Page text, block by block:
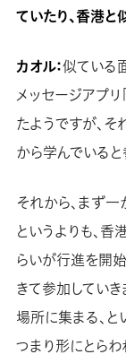
ていたり、香港と
カオル：似ている
メッセージアプリ
たようですが、
から学んでいる
それから、まず
というよりも、香
らいが行進を開
きて参加してい
場所に集まる、と
つまり形にとら